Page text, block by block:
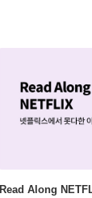
Read Along